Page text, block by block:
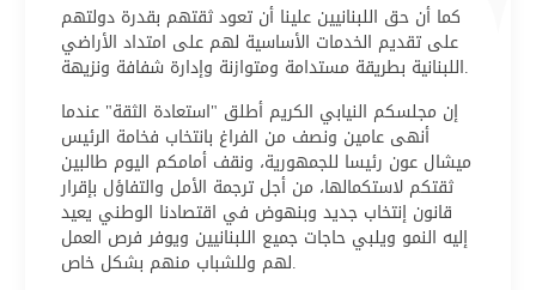
كما أن حق اللبنانيين علينا أن تعود ثقتهم بقدرة دولتهم
على تقديم الخدمات الأساسية لهم على امتداد الأراضي
اللبنانية بطريقة مستدامة ومتوازنة وإدارة شفافة ونزيهة.
إن مجلسكم النيابي الكريم أطلق "استعادة الثقة" عندما
أنهى عامين ونصف من الفراغ بانتخاب فخامة الرئيس
ميشال عون رئيسا للجمهورية، ونقف أمامكم اليوم طالبين
ثقتكم لاستكمالها، من أجل ترجمة الأمل والتفاؤل بإقرار
قانون إنتخاب جديد وبنهوض في اقتصادنا الوطني يعيد
إليه النمو ويلبي حاجات جميع اللبنانيين ويوفر فرص العمل
لهم وللشباب منهم بشكل خاص.